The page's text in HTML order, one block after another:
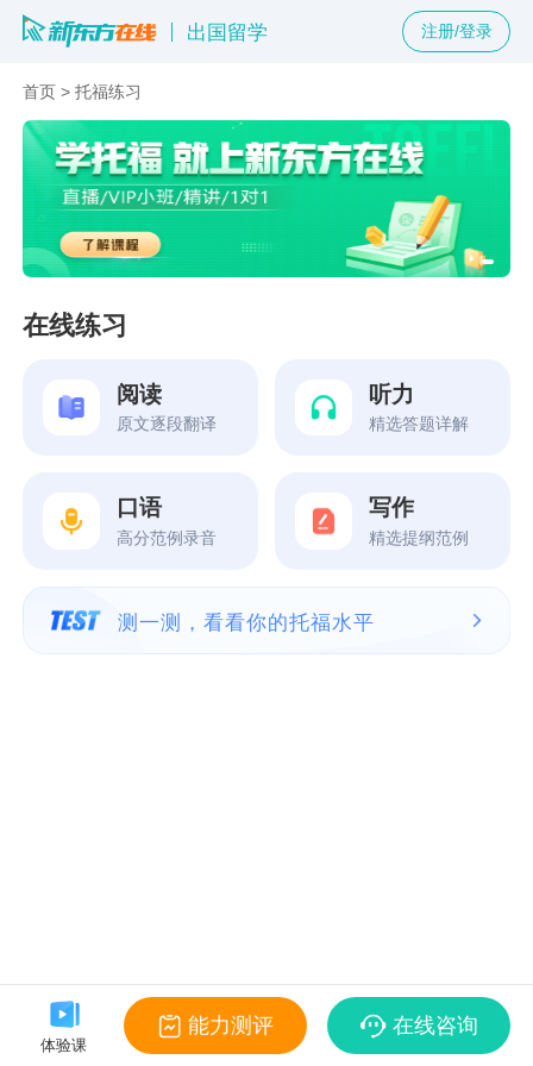
出国留学 注册/登录
首页 >托福练习
在线练习
阅读
原文逐段翻译
听力
精选答题详解
口语
高分范例录音
写作
精选提纲范例
测一测，看看你的托福水平
体验课
能力测评 在线咨询